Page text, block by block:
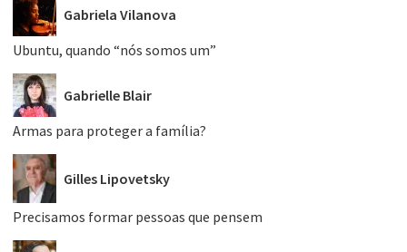
Gabriela Vilanova
Ubuntu, quando “nós somos um”
Gabrielle Blair
Armas para proteger a família?
Gilles Lipovetsky
Precisamos formar pessoas que pensem